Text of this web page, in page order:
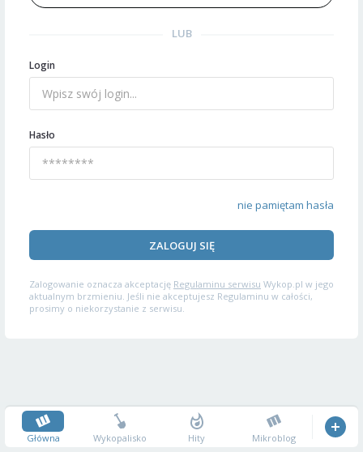
LUB
Login
Hasło
nie pamiętam hasła
ZALOGUJ SIĘ
Zalogowanie oznacza akceptację Regulaminu serwisu Wykop.pl w jego
aktualnym brzmieniu. Jeśli nie akceptujesz Regulaminu w całości,
prosimy o niekorzystanie z serwisu.
Główna Wykopalisko Hity Mikroblog